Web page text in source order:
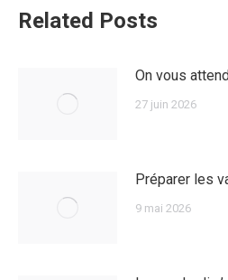
Related Posts
On vous
27 juin 2026
Préparer les
9 mai 2026